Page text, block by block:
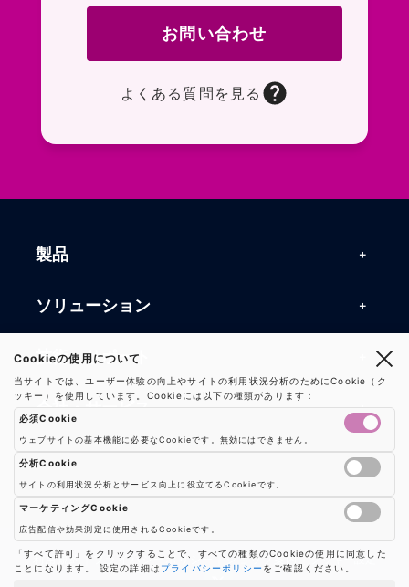
お問い合わせ
よくある質問を見る
製品
製品一覧
RFIDリーダー
RFIDチップ・モジュール
RFIDアンテナ
RFIDプリンター
RFIDタグ
ソリューション
バーコードスキャナ
ソリューション
RFIDソリューション
RFIDとセンサー
マシンビジョン
防爆製品
RFIDシールド
技術・サポート
技術記事一覧
活用事例
よくある質問
用語集
業界別RFID活用例
保守・メンテナンス
会社・サービス
会社概要
お知らせ
プレスリリース
お問い合わせ
事業内容
事業内容一覧
機器販売
コンサルティング
利用規約 | プライバシーポリシー | ショップ案内 | クッキー設定
Cookieの使用について
当サイトでは、ユーザー体験の向上やサイトの利用状況分析のためにCookie（ク
ッキー）を使用しています。Cookieには以下の種類があります：
必須Cookie
ウェブサイトの基本機能に必要なCookieです。無効にはできません。
分析Cookie
サイトの利用状況分析とサービス向上に役立てるCookieです。
Google AnalyticsやGoogle Tag Managerなどの分析ツールのCookieを制御しま
マーケティングCookie
広告配信や効果測定に使用されるCookieです。
広告配信や効果測定のためのCookieを制御します
「すべて許可」をクリックすることで、すべての種類のCookieの使用に同意した
ことになります。 設定の詳細は プライバシーポリシー をご確認ください。